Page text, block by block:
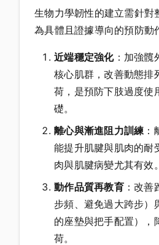
生物力學韌性的建立需針對
為具體且證據導向的預防動
近端穩定強化：加強髖
核心肌群，改善動態排
荷，是預防下肢過度使
礎。
離心與漸進阻力訓練
能提升肌腱與肌肉的耐
肉與肌腱病變尤其有效。
動作品質再教育：改善
步頻、避免過大跨步）
的座墊與把手配置），
荷。